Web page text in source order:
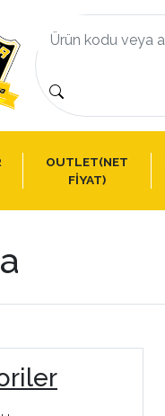
OUTLET(NET
FİYAT)